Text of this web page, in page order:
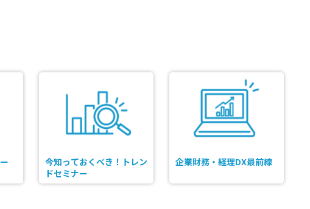
今知っておくべき！トレン
ドセミナー
企業財務・経理DX最前線